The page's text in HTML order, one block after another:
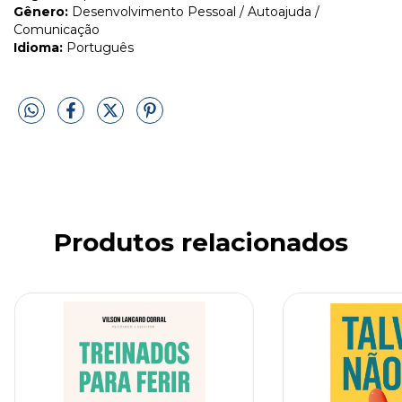
Gênero: Desenvolvimento Pessoal / Autoajuda /
Comunicação
Idioma: Português
Produtos relacionados